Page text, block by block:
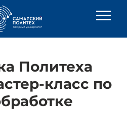
Политеха
класс по